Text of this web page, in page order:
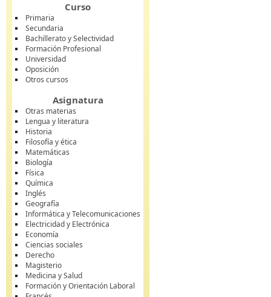
Curso
Primaria
Secundaria
Bachillerato y Selectividad
Formación Profesional
Universidad
Oposición
Otros cursos
Asignatura
Otras materias
Lengua y literatura
Historia
Filosofía y ética
Matemáticas
Biología
Física
Química
Inglés
Geografía
Informática y Telecomunicaciones
Electricidad y Electrónica
Economía
Ciencias sociales
Derecho
Magisterio
Medicina y Salud
Formación y Orientación Laboral